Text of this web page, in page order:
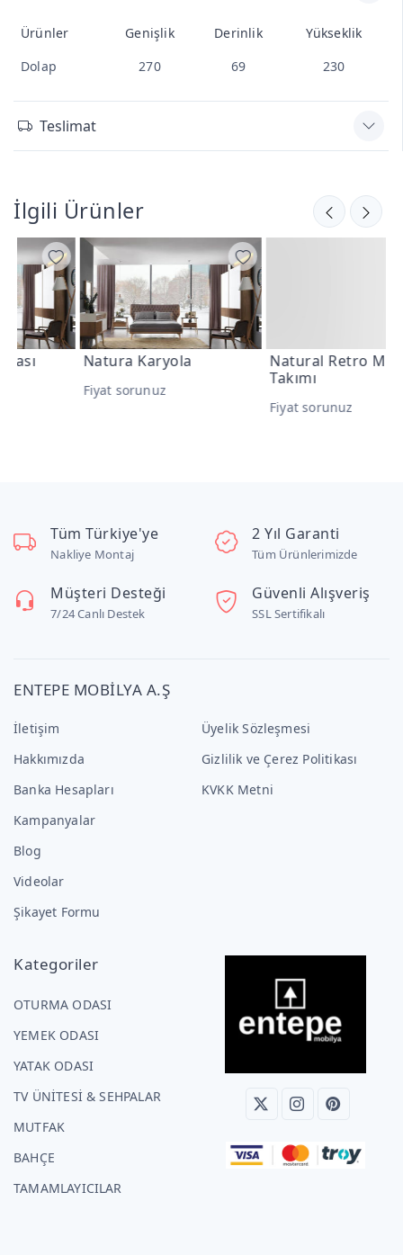
Ürünler Genişlik Derinlik
Yükseklik
Dolap
270 69 230
Teslimat
İlgili Ürünler
Natura Karyola
Fiyat sorunuz
Natural Retro Mutfak
Fiyat sorunuz
Tüm Türkiye'ye
Nakliye Montaj
2 Yıl Garanti
Tüm Ürünlerimizde
Müşteri Desteği
7/24 Canlı Destek
Güvenli Alışveriş
SSL Sertifikalı
ENTEPE MOBİLYA A.Ş
İletişim
Hakkımızda
Banka Hesapları
Kampanyalar
Blog
Videolar
Şikayet Formu
Üyelik Sözleşmesi
Gizlilik ve Çerez Politikası
KVKK Metni
Kategoriler
OTURMA ODASI
YEMEK ODASI
YATAK ODASI
TV ÜNİTESİ & SEHPALAR
MUTFAK
BAHÇE
TAMAMLAYICILAR